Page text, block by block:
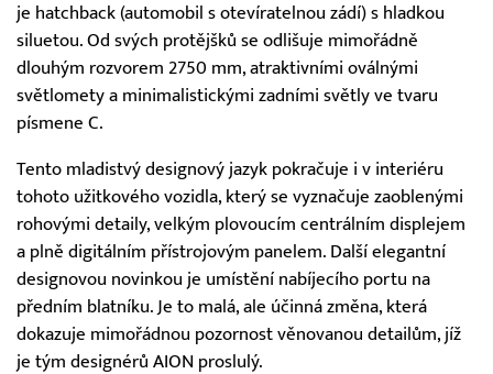
je hatchback (automobil s otevíratelnou zádí) s hladkou
siluetou. Od svých protějšků se odlišuje mimořádně
dlouhým rozvorem 2750 mm, atraktivními oválnými
světlomety a minimalistickými zadními světly ve tvaru
písmene C.
Tento mladistvý designový jazyk pokračuje i v interiéru
tohoto užitkového vozidla, který se vyznačuje zaoblenými
rohovými detaily, velkým plovoucím centrálním displejem
a plně digitálním přístrojovým panelem. Další elegantní
designovou novinkou je umístění nabíjecího portu na
předním blatníku. Je to malá, ale účinná změna, která
dokazuje mimořádnou pozornost věnovanou detailům, jíž
je tým designérů AION proslulý.